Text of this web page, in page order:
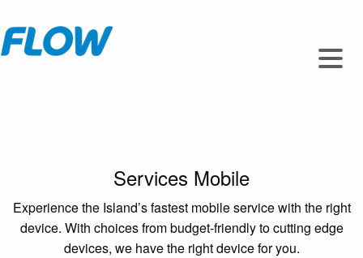
Services Mobile
Experience the Island’s fastest mobile service with the right
device. With choices from budget-friendly to cutting edge
devices, we have the right device for you.